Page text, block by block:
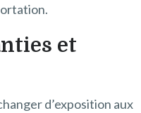
et
d’exposition aux